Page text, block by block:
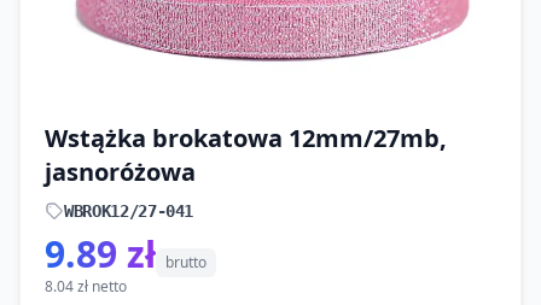
Wstążka brokatowa 12mm/27mb,
jasnoróżowa
WBROK12/27-041
9.89 zł brutto
8.04 zł netto